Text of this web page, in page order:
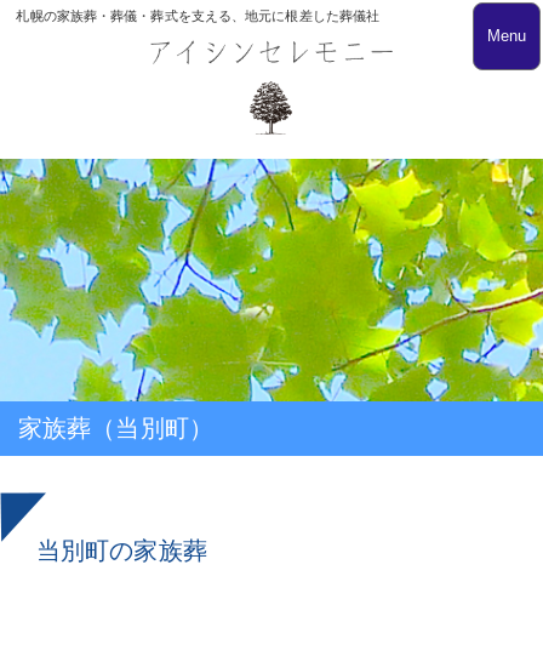
札幌の家族葬・葬儀・葬式を支える、地元に根差した葬儀社
Menu
家族葬（当別町）
当別町の家族葬